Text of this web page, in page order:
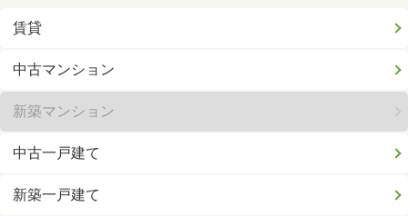
賃貸
中古マンション
新築マンション
中古一戸建て
新築一戸建て